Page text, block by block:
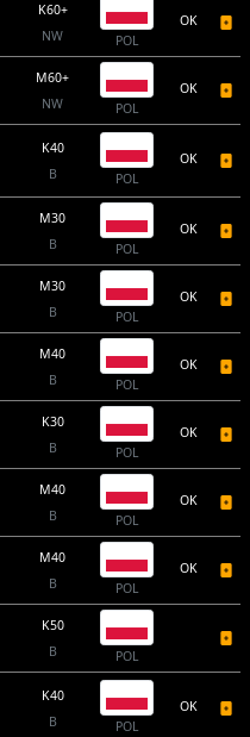
K60+
NW
POL
OK
M60+
NW
POL
OK
K40
B
POL
OK
M30
B
POL
OK
M30
B
POL
OK
M40
B
POL
OK
K30
B
POL
OK
M40
B
POL
OK
M40
B
POL
OK
K50
B
POL
K40
B
POL
OK